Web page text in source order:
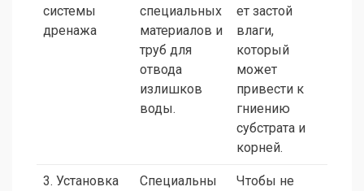
системы
дренажа
специальных
материалов и
труб для
отвода
излишков
воды.
ет застой
влаги,
который
может
привести к
гниению
субстрата и
корней.
3. Установка
Специальны
Чтобы не